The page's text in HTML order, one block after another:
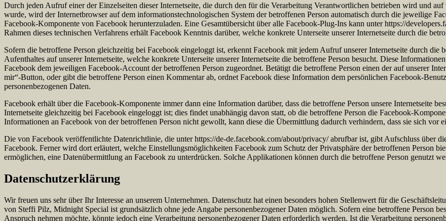
Durch jeden Aufruf einer der Einzelseiten dieser Internetseite, die durch den für die Verarbeitung Verantwortlichen betrieben wird und
wurde, wird der Internetbrowser auf dem informationstechnologischen System der betroffenen Person automatisch durch die jeweilige
Facebook-Komponente von Facebook herunterzuladen. Eine Gesamtübersicht über alle Facebook-Plug-Ins kann unter https://
Rahmen dieses technischen Verfahrens erhält Facebook Kenntnis darüber, welche konkrete Unterseite unserer Internetseite durch die
Sofern die betroffene Person gleichzeitig bei Facebook eingeloggt ist, erkennt Facebook mit jedem Aufruf unserer Internetseite durch die
Aufenthaltes auf unserer Internetseite, welche konkrete Unterseite unserer Internetseite die betroffene Person besucht. Diese
Facebook dem jeweiligen Facebook-Account der betroffenen Person zugeordnet. Betätigt die betroffene Person einen der auf unserer
mir“-Button, oder gibt die betroffene Person einen Kommentar ab, ordnet Facebook diese Information dem persönlichen Facebook-
personenbezogenen Daten.
Facebook erhält über die Facebook-Komponente immer dann eine Information darüber, dass die betroffene Person unsere Internetseite
Internetseite gleichzeitig bei Facebook eingeloggt ist; dies findet unabhängig davon statt, ob die betroffene Person die Facebook-
Informationen an Facebook von der betroffenen Person nicht gewollt, kann diese die Übermittlung dadurch verhindern, dass sie sich vor
Die von Facebook veröffentlichte Datenrichtlinie, die unter https://de-de.facebook.com/about/privacy/ abrufbar ist, gibt Aufschluss über
Facebook. Ferner wird dort erläutert, welche Einstellungsmöglichkeiten Facebook zum Schutz der Privatsphäre der betroffenen Person
ermöglichen, eine Datenübermittlung an Facebook zu unterdrücken. Solche Applikationen können durch die betroffene Person genutzt
Datenschutzerklärung
Wir freuen uns sehr über Ihr Interesse an unserem Unternehmen. Datenschutz hat einen besonders hohen Stellenwert für die
von Steffi Pilz, Midnight Special ist grundsätzlich ohne jede Angabe personenbezogener Daten möglich. Sofern eine betroffene Person
Anspruch nehmen möchte, könnte jedoch eine Verarbeitung personenbezogener Daten erforderlich werden. Ist die Verarbeitung